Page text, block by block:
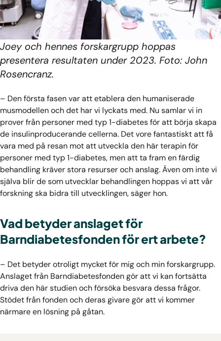
Joey och hennes forskargrupp hoppas
presentera resultaten under 2023. Foto: John
Rosencranz.
– Den första fasen var att etablera den humaniserade
musmodellen och det har vi lyckats med. Nu samlar vi in
prover från personer med typ 1-diabetes för att börja skapa
de insulinproducerande cellerna. Det vore fantastiskt att få
vara med på resan mot att utveckla den här terapin för
personer med typ 1-diabetes, men att ta fram en färdig
behandling kräver stora resurser och anslag. Även om inte vi
själva blir de som utvecklar behandlingen hoppas vi att vår
forskning ska bidra till utvecklingen, säger hon.
Vad betyder anslaget för
Barndiabetesfonden för ert arbete?
– Det betyder otroligt mycket för mig och min forskargrupp.
Anslaget från Barndiabetesfonden gör att vi kan fortsätta
driva den här studien och försöka besvara dessa frågor.
Stödet från fonden och deras givare gör att vi kommer
närmare en lösning på gåtan.